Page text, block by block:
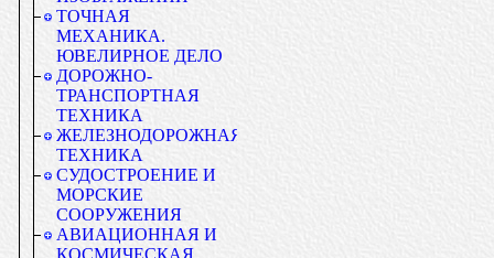
ТОЧНАЯ
МЕХАНИКА.
ЮВЕЛИРНОЕ ДЕЛО
ДОРОЖНО-
ТРАНСПОРТНАЯ
ТЕХНИКА
ЖЕЛЕЗНОДОРОЖНАЯ
ТЕХНИКА
СУДОСТРОЕНИЕ И
МОРСКИЕ
СООРУЖЕНИЯ
АВИАЦИОННАЯ И
КОСМИЧЕСКАЯ